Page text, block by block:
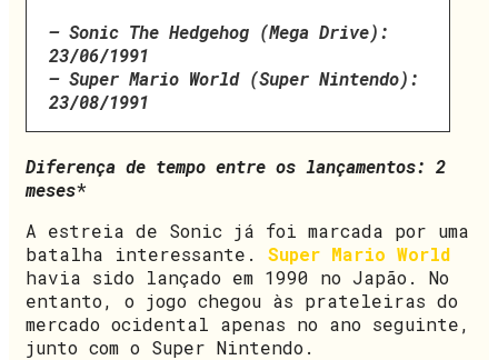
– Sonic The Hedgehog (Mega Drive):
23/06/1991
– Super Mario World (Super Nintendo):
23/08/1991
Diferença de tempo entre os lançamentos: 2
meses*
A estreia de Sonic já foi marcada por uma
batalha interessante. Super Mario World
havia sido lançado em 1990 no Japão. No
entanto, o jogo chegou às prateleiras do
mercado ocidental apenas no ano seguinte,
junto com o Super Nintendo.